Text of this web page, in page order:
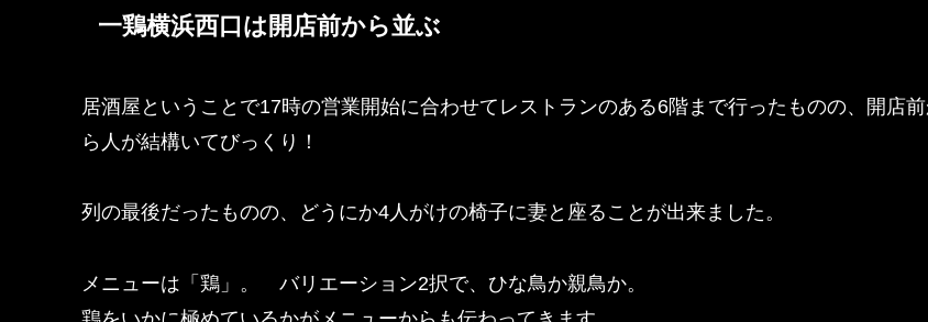
一鶏横浜西口は開店前から並ぶ
居酒屋ということで17時の営業開始に合わせてレストランのある6階まで行ったものの、開店
ら人が結構いてびっくり！
列の最後だったものの、 どうにか4人がけの椅子に妻と座ることが出来ました。
メニューは「鶏」。 バリエーション2択で、ひな鳥か親鳥か。